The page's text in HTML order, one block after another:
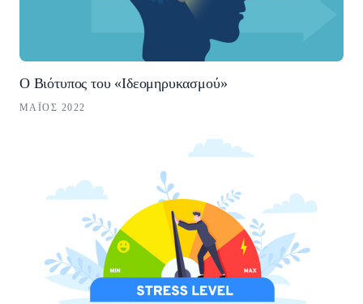
Ο Βιότυπος του «Ιδεομηρυκασμού»
ΜΆΙΟΣ 2022